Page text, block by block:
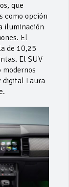
que
como opción
iluminación
El
de 10,25
El SUV
digital Laura